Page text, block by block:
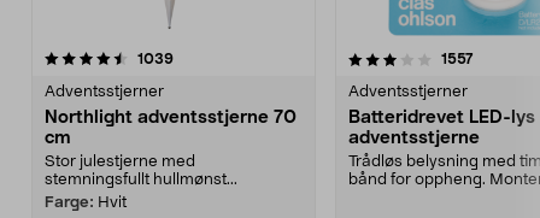
1039anmeldelser
Adventsstjerner
Northlight adventsstjerne 70
cm
Stor julestjerne med
stemningsfullt hullmønst...
Farge: Hvit
3.0 av 5 stjerner 1557
Adventsstjerner
Batteridrevet LED-lys
adventsstjerne
Trådløs belysning med
bånd for oppheng.
4.5 av 5 stjerner